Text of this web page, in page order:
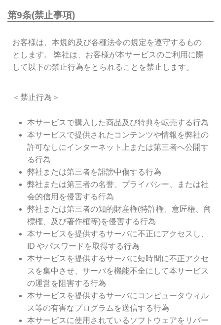
第9条(禁止事項)
お客様は、本規約及び各種法令の規定を遵守するもの
とします。 弊社は、お客様が本サービスのご利用に際
して以下の禁止行為をとられることを禁止します。
＜禁止行為＞
本サービスで購入した商品及び特典を転売する行為
本サービスで提供されたコンテンツや情報を弊社の
許可なしにインターネット上または第三者へ公開す
る行為
弊社または第三者を誹謗中傷する行為
弊社または第三者の名誉、プライバシー、または社
会的信用を侵害する行為
弊社または第三者の知的財産権(特許権、意匠権、商
標権、及び著作権等)を侵害する行為
本サービスを提供するサーバに不正にアクセスし、
ID やパスワードを取得する行為
本サービスを提供するサーバに短時間に不正アクセ
スを集中させ、サーバを機能不全にして本サービス
の運営を阻害する行為
本サービスを提供するサーバにコンピュータウィル
ス等の有害なプログラムを送信する行為
本サービスに使用されているソフトウェアをリバー